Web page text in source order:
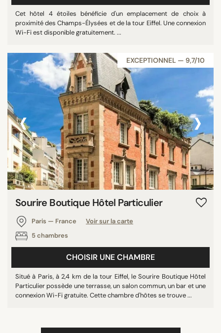
Cet hôtel 4 étoiles bénéficie d'un emplacement de choix à
proximité des Champs-Élysées et de la tour Eiffel. Une connexion
Wi-Fi est disponible gratuitement. ...
EXCEPTIONNEL — 9,7/10
‹ ›
Sourire Boutique Hôtel Particulier
Paris — France
Voir sur la carte
5 chambres
CHOISIR UNE CHAMBRE
Situé à Paris, à 2,4 km de la tour Eiffel, le Sourire Boutique Hôtel
Particulier possède une terrasse, un salon commun, un bar et une
connexion Wi-Fi gratuite. Cette chambre d'hôtes se trouve ...